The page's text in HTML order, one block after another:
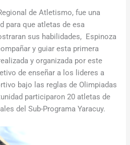
de Atletismo, fue una
para que atletas de esa
sus habilidades, Espinoza
y guiar esta primera
y organizada por este
de enseñar a los lideres a
bajo las reglas de Olimpiadas
participaron 20 atletas de
del Sub-Programa Yaracuy.